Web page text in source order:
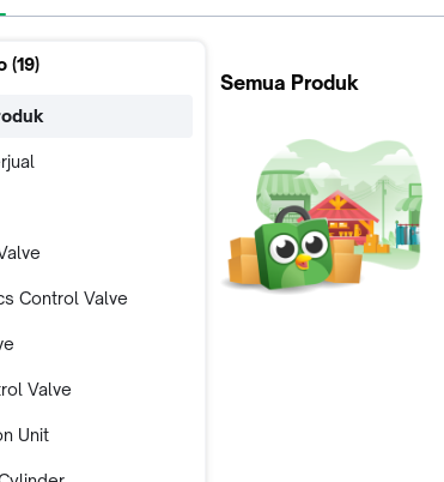
(19)
Control Valve
Valve
Unit
Semua Produk